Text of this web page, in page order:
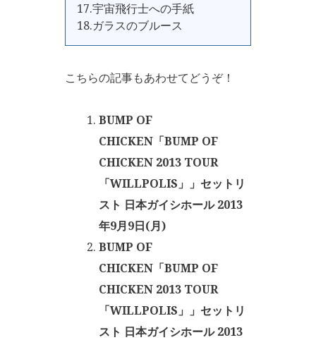
17.宇宙飛行士への手紙
18.ガラスのブルース
こちらの記事もあわせてどうぞ！
BUMP OF
CHICKEN「BUMP OF
CHICKEN 2013 TOUR
「WILLPOLIS」」セットリ
スト 日本ガイシホール 2013
年9月9日(月)
BUMP OF
CHICKEN「BUMP OF
CHICKEN 2013 TOUR
「WILLPOLIS」」セットリ
スト 日本ガイシホール 2013